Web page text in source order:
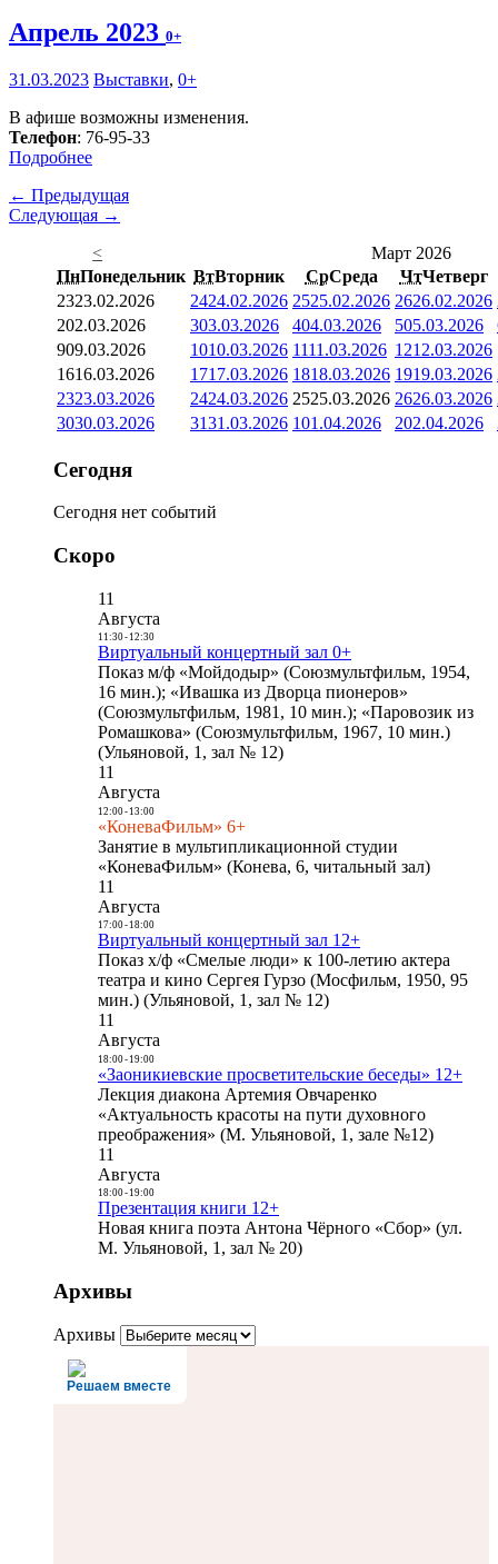
Апрель 2023 0+
31.03.2023 Выставки, 0+
В афише возможны изменения.
Телефон: 76-95-33
Подробнее
← Предыдущая
Следующая →
<
Март 2026
ПнПонедельник ВтВторник СрСреда ЧтЧетверг
2323.02.2026 2424.02.2026 2525.02.2026 2626.02.2026
202.03.2026 303.03.2026 404.03.2026 505.03.2026
909.03.2026 1010.03.2026 1111.03.2026 1212.03.2026
1616.03.2026 1717.03.2026 1818.03.2026 1919.03.2026
2323.03.2026 2424.03.2026 2525.03.2026 2626.03.2026
3030.03.2026 3131.03.2026 101.04.2026 202.04.2026
Сегодня
Сегодня нет событий
Скоро
11
Августа
11:30- 12:30
Виртуальный концертный зал 0+
Показ м/ф «Мойдодыр» (Союзмультфильм, 1954,
16 мин.); «Ивашка из Дворца пионеров»
(Союзмультфильм, 1981, 10 мин.); «Паровозик из
Ромашкова» (Союзмультфильм, 1967, 10 мин.)
(Ульяновой, 1, зал № 12)
11
Августа
12:00- 13:00
«КоневаФильм» 6+
Занятие в мультипликационной студии
«КоневаФильм» (Конева, 6, читальный зал)
11
Августа
17:00- 18:00
Виртуальный концертный зал 12+
Показ х/ф «Смелые люди» к 100-летию актера
театра и кино Сергея Гурзо (Мосфильм, 1950, 95
мин.) (Ульяновой, 1, зал № 12)
11
Августа
18:00- 19:00
«Заоникиевские просветительские беседы» 12+
Лекция диакона Артемия Овчаренко
«Актуальность красоты на пути духовного
преображения» (М. Ульяновой, 1, зале №12)
11
Августа
18:00- 19:00
Презентация книги 12+
Новая книга поэта Антона Чёрного «Сбор» (ул.
М. Ульяновой, 1, зал № 20)
Архивы
Архивы
Решаем вместе